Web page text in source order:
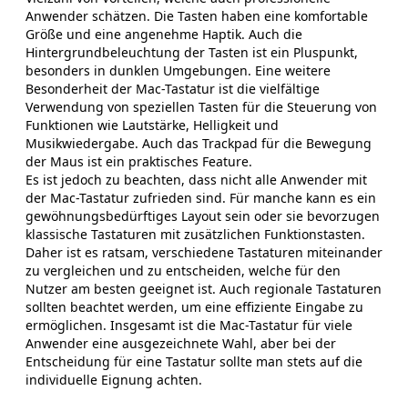
Anwender schätzen. Die Tasten haben eine komfortable
Größe und eine angenehme Haptik. Auch die
Hintergrundbeleuchtung der Tasten ist ein Pluspunkt,
besonders in dunklen Umgebungen. Eine weitere
Besonderheit der Mac-Tastatur ist die vielfältige
Verwendung von speziellen Tasten für die Steuerung von
Funktionen wie Lautstärke, Helligkeit und
Musikwiedergabe. Auch das Trackpad für die Bewegung
der Maus ist ein praktisches Feature.
Es ist jedoch zu beachten, dass nicht alle Anwender mit
der Mac-Tastatur zufrieden sind. Für manche kann es ein
gewöhnungsbedürftiges Layout sein oder sie bevorzugen
klassische Tastaturen mit zusätzlichen Funktionstasten.
Daher ist es ratsam, verschiedene Tastaturen miteinander
zu vergleichen und zu entscheiden, welche für den
Nutzer am besten geeignet ist. Auch regionale Tastaturen
sollten beachtet werden, um eine effiziente Eingabe zu
ermöglichen. Insgesamt ist die Mac-Tastatur für viele
Anwender eine ausgezeichnete Wahl, aber bei der
Entscheidung für eine Tastatur sollte man stets auf die
individuelle Eignung achten.